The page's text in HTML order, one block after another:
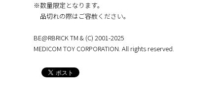
※数量限定となります。
品切れの際はご容赦ください。
BE@RBRICK TM & (C) 2001-2025
MEDICOM TOY CORPORATION. All rights reserved.